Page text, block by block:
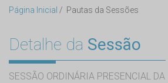
Página Inicial Pautas da Sessões
Detalhe da Sessão
SESSÃO ORDINÁRIA PRESENCIAL DA